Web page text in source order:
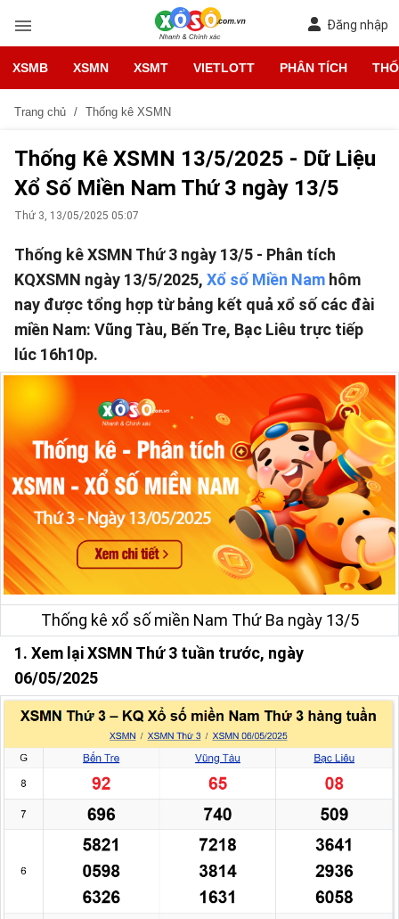
Đăng nhập
XSMB XSMN XSMT VIETLOTT PHÂN TÍCH
Trang chủ Thống kê XSMN
Thống Kê XSMN 13/5/2025 - Dữ Liệu
Xổ Số Miền Nam Thứ 3 ngày 13/5
Thứ 3, 13/05/2025 05:07
Thống kê XSMN Thứ 3 ngày 13/5 - Phân tích
KQXSMN ngày 13/5/2025, Xổ số Miền Nam hôm
nay được tổng hợp từ bảng kết quả xổ số các đài
miền Nam: Vũng Tàu, Bến Tre, Bạc Liêu trực tiếp
lúc 16h10p.
Thống kê xổ số miền Nam Thứ Ba ngày 13/5
1. Xem lại XSMN Thứ 3 tuần trước, ngày
06/05/2025